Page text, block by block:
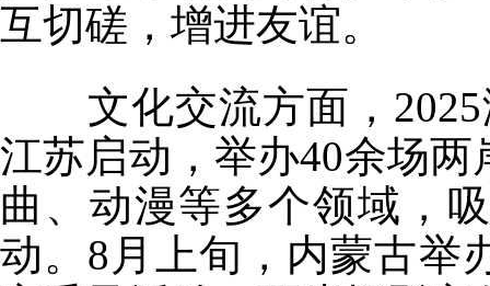
互切磋，增进友谊。
文化交流方面，2025
江苏启动，举办40余场
曲、动漫等多个领域，
动。8月上旬，内蒙古举